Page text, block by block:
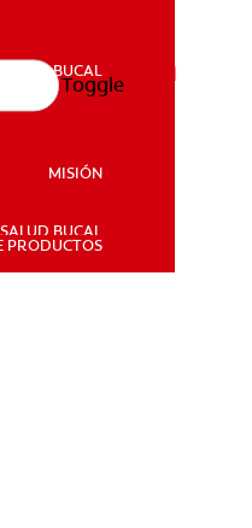
SALUD BUCAL
SALUD BUCAL
MISIÓN
BUCAL
PRODUCTOS
Toggle
No
Es Un